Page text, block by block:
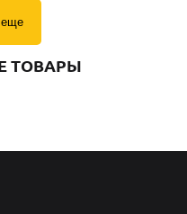
еще
ТОВАРЫ